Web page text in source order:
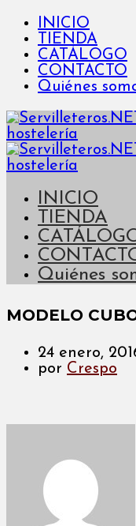
INICIO
TIENDA
CATÁLOGO
CONTACTO
Quiénes
INICIO
TIENDA
Quiénes
MODELO
24 enero,
por Crespo